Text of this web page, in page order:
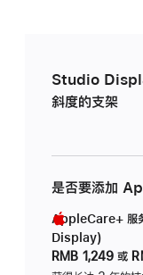
Studio
斜度的支架
是否要添加
AppleCare+ 服
Display)
RMB 1,249 或